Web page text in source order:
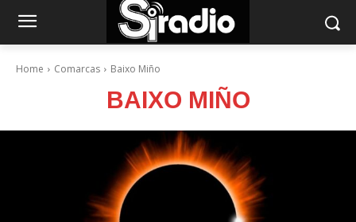
Home Comarcas Baixo Miño
BAIXO MIÑO